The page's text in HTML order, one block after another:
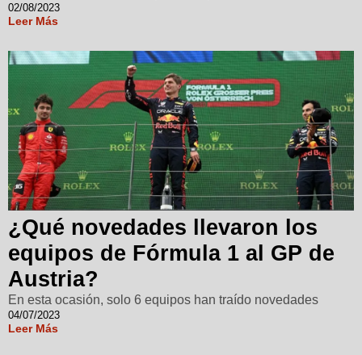
02/08/2023
Leer Más
¿Qué novedades llevaron los
equipos de Fórmula 1 al GP de
Austria?
En esta ocasión, solo 6 equipos han traído novedades
04/07/2023
Leer Más